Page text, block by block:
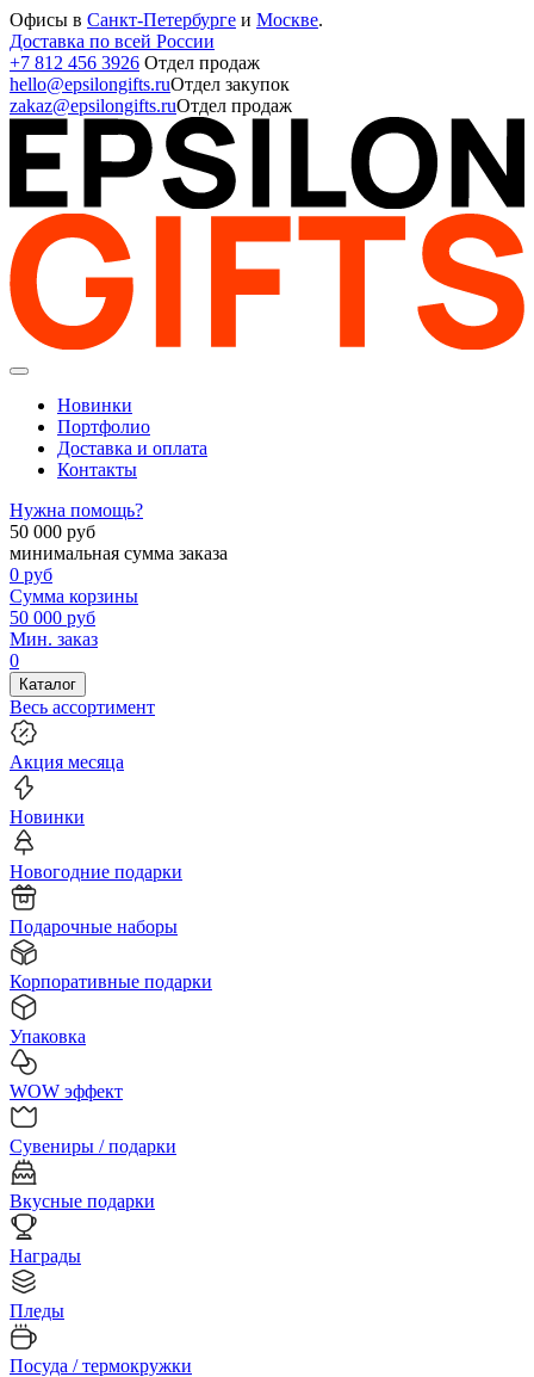
Офисы в Санкт-Петербурге и Москве.
Доставка по всей России
+7 812 456 3926 Отдел продаж
hello@epsilongifts.ruОтдел закупок
zakaz@epsilongifts.ruОтдел продаж
Новинки
Портфолио
Доставка и оплата
Контакты
Нужна помощь?
50 000 руб
минимальная сумма заказа
0 руб
Сумма корзины
50 000 руб
Мин. заказ
0
Каталог
Весь ассортимент
Акция месяца
Новинки
Новогодние подарки
Подарочные наборы
Корпоративные подарки
Упаковка
WOW эффект
Сувениры / подарки
Вкусные подарки
Награды
Пледы
Посуда / термокружки